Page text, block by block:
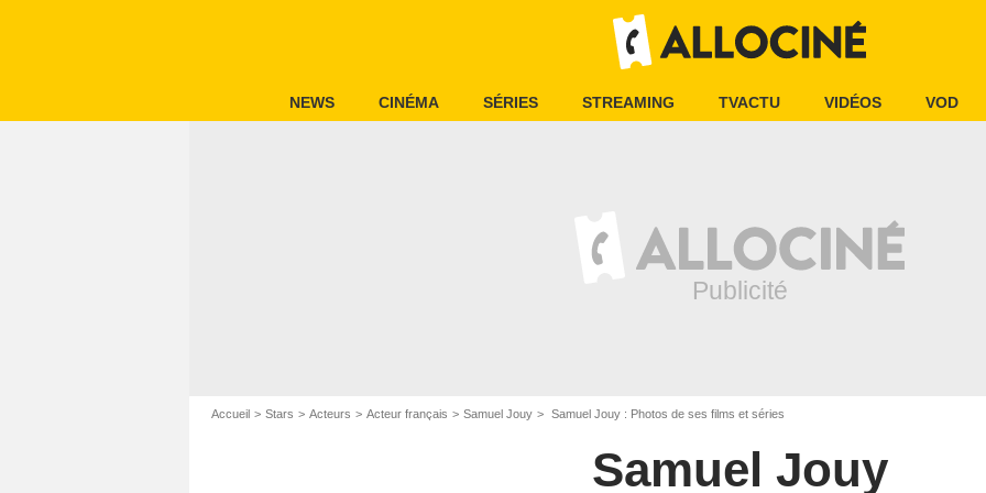
NEWS CINÉMA SÉRIES STREAMING TVACTU VIDÉOS VOD
Accueil Stars Acteurs Acteur français Samuel Jouy Samuel Jouy : Photos de ses films et séries
Samuel Jouy